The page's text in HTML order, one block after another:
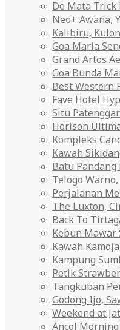
De Mata Trick
Neo+ Awana,
Kalibiru,
Goa Maria
Grand Artos
Goa Bunda
Best Western
Fave Hotel
Situ
Horison
Kompleks
Kawah
Batu
Telogo
Perjalanan
The Luxton,
Back To
Kebun Mawar
Kawah
Kampung
Petik
Tangkuban
Godong Ijo,
Weekend at
Ancol